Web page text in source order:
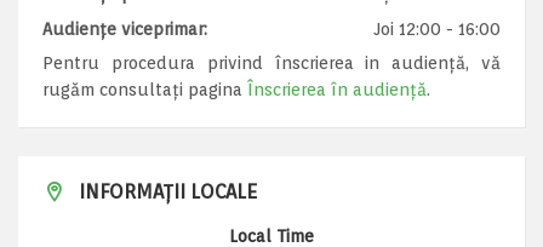
Audiențe viceprimar:
Joi 12:00 - 16:00
Pentru procedura privind înscrierea in audiență, vă
rugăm consultați pagina Înscrierea în audiență.
INFORMAȚII LOCALE
Local Time